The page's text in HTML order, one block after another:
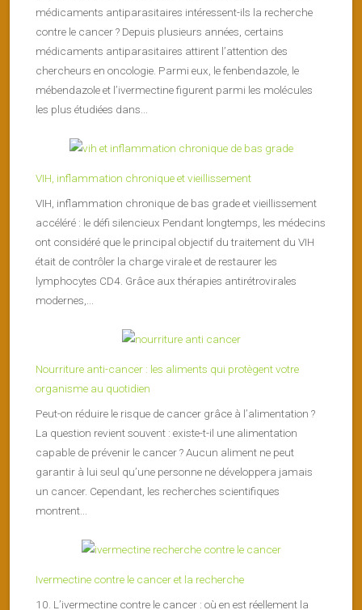
médicaments antiparasitaires intéressent-ils la recherche
contre le cancer ? Depuis plusieurs années, certains
médicaments antiparasitaires attirent l’attention des
chercheurs en oncologie. Parmi eux, le fenbendazole, le
mébendazole et l’ivermectine figurent parmi les molécules
les plus étudiées dans...
VIH, inflammation chronique et vieillissement
VIH, inflammation chronique de bas grade et vieillissement
accéléré : le défi silencieux Pendant longtemps, les médecins
ont considéré que le principal objectif du traitement du VIH
était de contrôler la charge virale et de restaurer les
lymphocytes CD4. Grâce aux thérapies antirétrovirales
modernes,...
Nourriture anti-cancer : les aliments qui protègent votre
organisme au quotidien
Peut-on réduire le risque de cancer grâce à l’alimentation ?
La question revient souvent : existe-t-il une alimentation
capable de prévenir le cancer ? Aucun aliment ne peut
garantir à lui seul qu’une personne ne développera jamais
un cancer. Cependant, les recherches scientifiques
montrent...
Ivermectine contre le cancer et la recherche
10. L’ivermectine contre le cancer : où en est réellement la